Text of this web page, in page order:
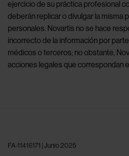
ejercicio de su práctica profesional
deberán replicar o divulgar la misma
personales. Novartis no se hace
incorrecto de la información por
médicos o terceros; no obstante,
acciones legales que correspondan
FA-11416171 | Junio 2025